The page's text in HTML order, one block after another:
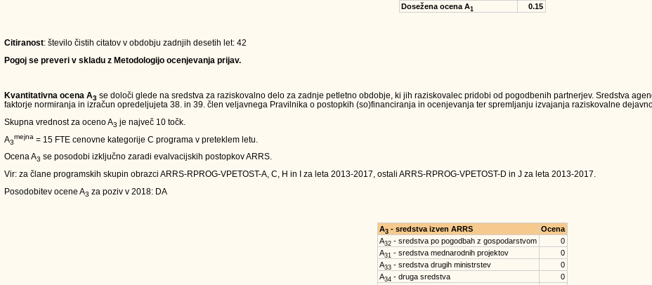
Dosežena ocena A1 0.15
Citiranost: število čistih citatov v obdobju zadnjih desetih let: 42
Pogoj se preveri v skladu z Metodologijo ocenjevanja prijav.
Kvantitativna ocena A3 se določi glede na sredstva za raziskovalno delo za zadnje petletno obdobje, ki jih raziskovalec pridobi od pogodbenih partnerjev. Sredstva
faktorje normiranja in izračun opredeljujeta 38. in 39. člen veljavnega Pravilnika o postopkih (so)financiranja in ocenjevanja ter spremljanju izvajanja raziskovalne
Skupna vrednost za oceno A3 je največ 10 točk.
A3
mejna = 15 FTE cenovne kategorije C programa v preteklem letu.
Ocena A3 se posodobi izključno zaradi evalvacijskih postopkov ARRS.
Vir: za člane programskih skupin obrazci ARRS-RPROG-VPETOST-A, C, H in I za leta 2013-2017, ostali ARRS-RPROG-VPETOST-D in J za leta 2013-2017.
Posodobitev ocene A3 za poziv v 2018: DA
A3- sredstva izven ARRS
Ocena
A32- sredstva po pogodbah z gospodarstvom
0
A31 - sredstva mednarodnih projektov
0
A33- sredstva drugih ministrstev
0
A34 - druga sredstva
0